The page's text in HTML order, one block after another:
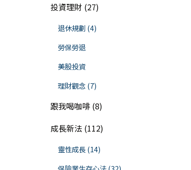
投資理財 (27)
退休規劃 (4)
勞保勞退
美股投資
理財觀念 (7)
跟我喝咖啡 (8)
成長新法 (112)
靈性成長 (14)